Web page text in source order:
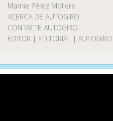
Marnie Pérez Moliere
ACERCA DE AUTOGIRO
CONTACTE AUTOGIRO
EDITOR | EDITORIAL | AUTOGIRO